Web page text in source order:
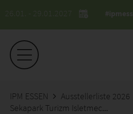
26.01. - 29.01.2027
IPM ESSEN
Ausstellerliste 2026
Sekapark Turizm Isletmecilik Ve Yatirim A.S.